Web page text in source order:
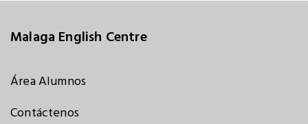
Malaga English Centre
Área Alumnos
Contáctenos